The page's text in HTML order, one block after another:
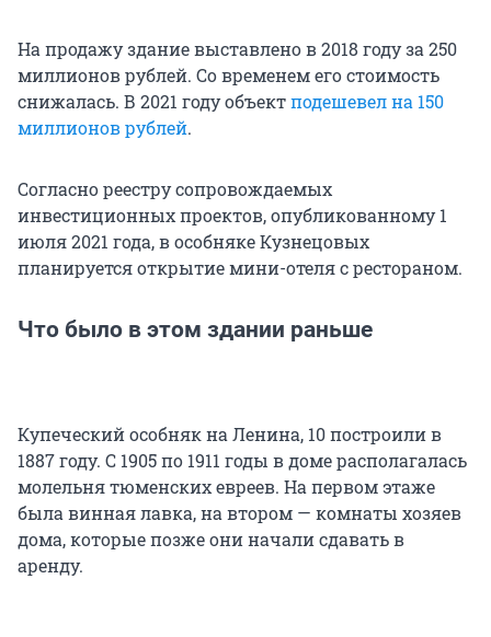
На продажу здание выставлено в 2018 году за 250
миллионов рублей. Со временем его стоимость
снижалась. В 2021 году объектподешевел на 150
миллионов рублей.
Согласно реестру сопровождаемых
инвестиционных проектов, опубликованному 1
июля 2021 года, в особняке Кузнецовых
планируется открытие мини-отеля с рестораном.
Что было в этом здании раньше
Купеческий особняк на Ленина, 10 построили в
1887 году. С 1905 по 1911 годы в доме располагалась
молельня тюменских евреев. На первом этаже
была винная лавка, на втором — комнаты хозяев
дома, которые позже они начали сдавать в
аренду.